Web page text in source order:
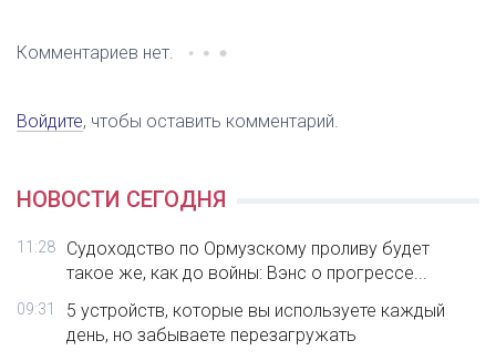
Комментариев нет.
Войдите, чтобы оставить комментарий.
НОВОСТИ СЕГОДНЯ
11:28
Судоходство по Ормузскому проливу будет
такое же, как до войны: Вэнс о прогрессе...
09:31
5 устройств, которые вы используете каждый
день, но забываете перезагружать